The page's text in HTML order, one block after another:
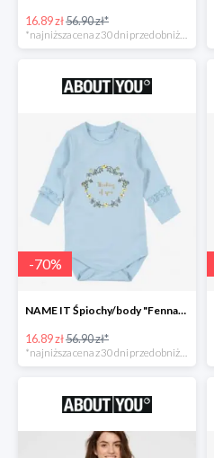
16.89 zł56.90 zł*
-70%
NAME IT Śpiochy/body "Fenna" -70%
16.89 zł56.90 zł*
*najniższa cena z 30 dni przed obniżką